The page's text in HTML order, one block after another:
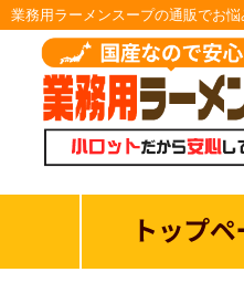
業務用ラーメンスープの通販でお悩